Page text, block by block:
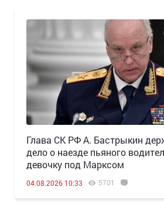
Глава СК РФ А. Бастрыкин
дело о наезде пьяного
девочку под Марксом
04.08.2026 10:33 5701